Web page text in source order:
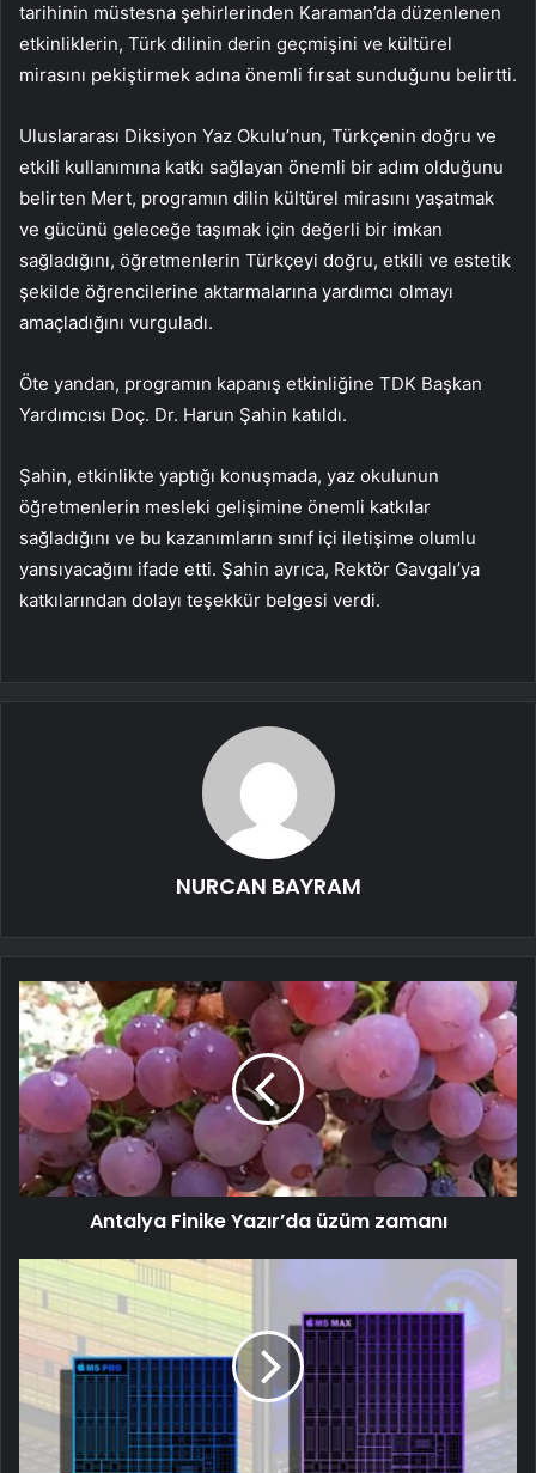
tarihinin müstesna şehirlerinden Karaman’da düzenlenen
etkinliklerin, Türk dilinin derin geçmişini ve kültürel
mirasını pekiştirmek adına önemli fırsat sunduğunu belirtti.
Uluslararası Diksiyon Yaz Okulu’nun, Türkçenin doğru ve
etkili kullanımına katkı sağlayan önemli bir adım olduğunu
belirten Mert, programın dilin kültürel mirasını yaşatmak
ve gücünü geleceğe taşımak için değerli bir imkan
sağladığını, öğretmenlerin Türkçeyi doğru, etkili ve estetik
şekilde öğrencilerine aktarmalarına yardımcı olmayı
amaçladığını vurguladı.
Öte yandan, programın kapanış etkinliğine TDK Başkan
Yardımcısı Doç. Dr. Harun Şahin katıldı.
Şahin, etkinlikte yaptığı konuşmada, yaz okulunun
öğretmenlerin mesleki gelişimine önemli katkılar
sağladığını ve bu kazanımların sınıf içi iletişime olumlu
yansıyacağını ifade etti. Şahin ayrıca, Rektör Gavgalı’ya
katkılarından dolayı teşekkür belgesi verdi.
NURCAN BAYRAM
Antalya Finike Yazır’da üzüm zamanı